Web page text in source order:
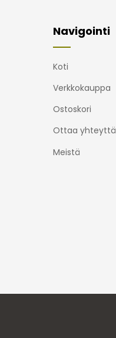
Navigointi
Koti
Verkkokauppa
Ostoskori
Ottaa yhteyttä
Meistä